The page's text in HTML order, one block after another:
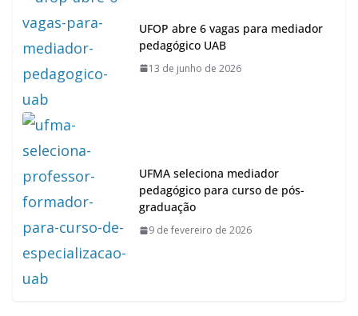
UFOP abre 6 vagas para mediador
pedagógico UAB
13 de junho de 2026
UFMA seleciona mediador
pedagógico para curso de pós-
graduação
9 de fevereiro de 2026